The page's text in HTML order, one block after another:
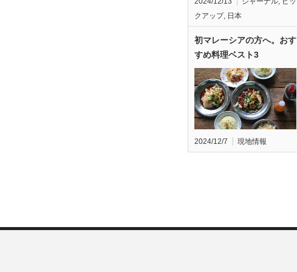
クアップ, 日本
初マレーシアの方へ。おす
すめ料理ベスト3
2024/12/7 現地情報